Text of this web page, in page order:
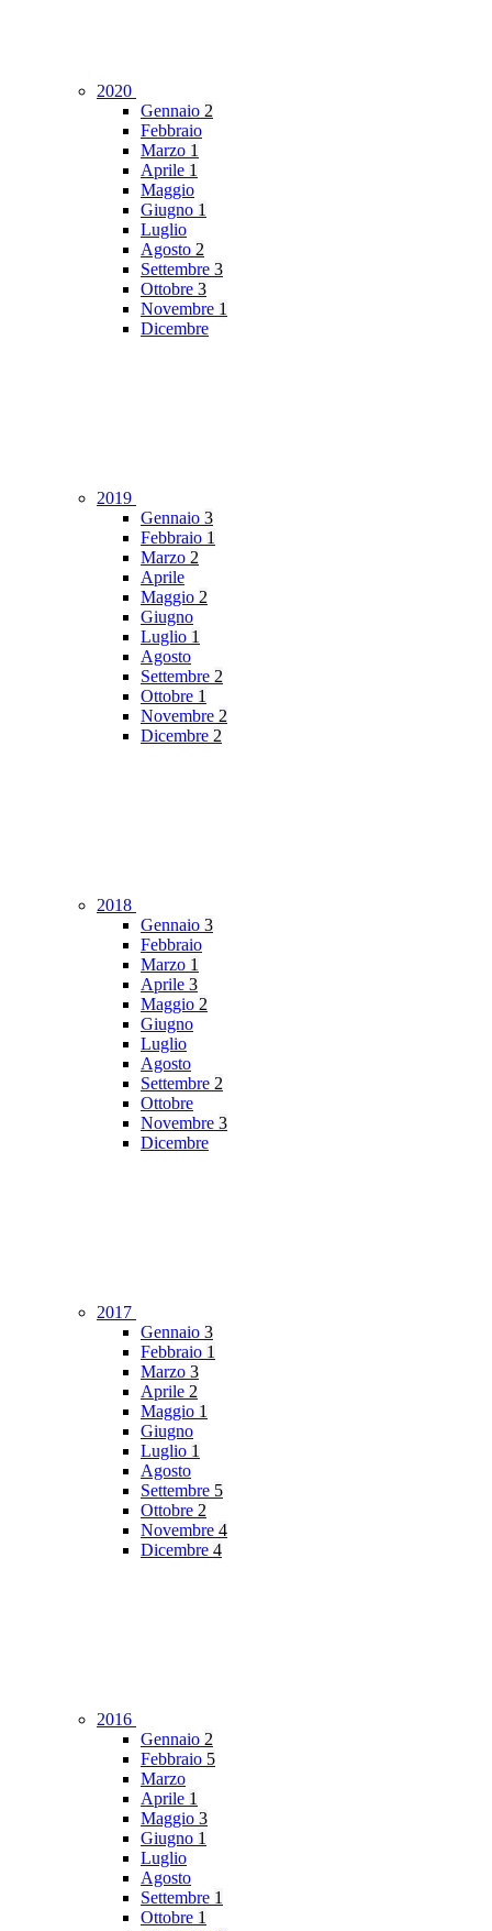
2020
Gennaio 2
Febbraio
Marzo 1
Aprile 1
Maggio
Giugno 1
Luglio
Agosto 2
Settembre 3
Ottobre 3
Novembre 1
Dicembre
2019
Gennaio 3
Febbraio 1
Marzo 2
Aprile
Maggio 2
Giugno
Luglio 1
Agosto
Settembre 2
Ottobre 1
Novembre 2
Dicembre 2
2018
Gennaio 3
Febbraio
Marzo 1
Aprile 3
Maggio 2
Giugno
Luglio
Agosto
Settembre 2
Ottobre
Novembre 3
Dicembre
2017
Gennaio 3
Febbraio 1
Marzo 3
Aprile 2
Maggio 1
Giugno
Luglio 1
Agosto
Settembre 5
Ottobre 2
Novembre 4
Dicembre 4
2016
Gennaio 2
Febbraio 5
Marzo
Aprile 1
Maggio 3
Giugno 1
Luglio
Agosto
Settembre 1
Ottobre 1